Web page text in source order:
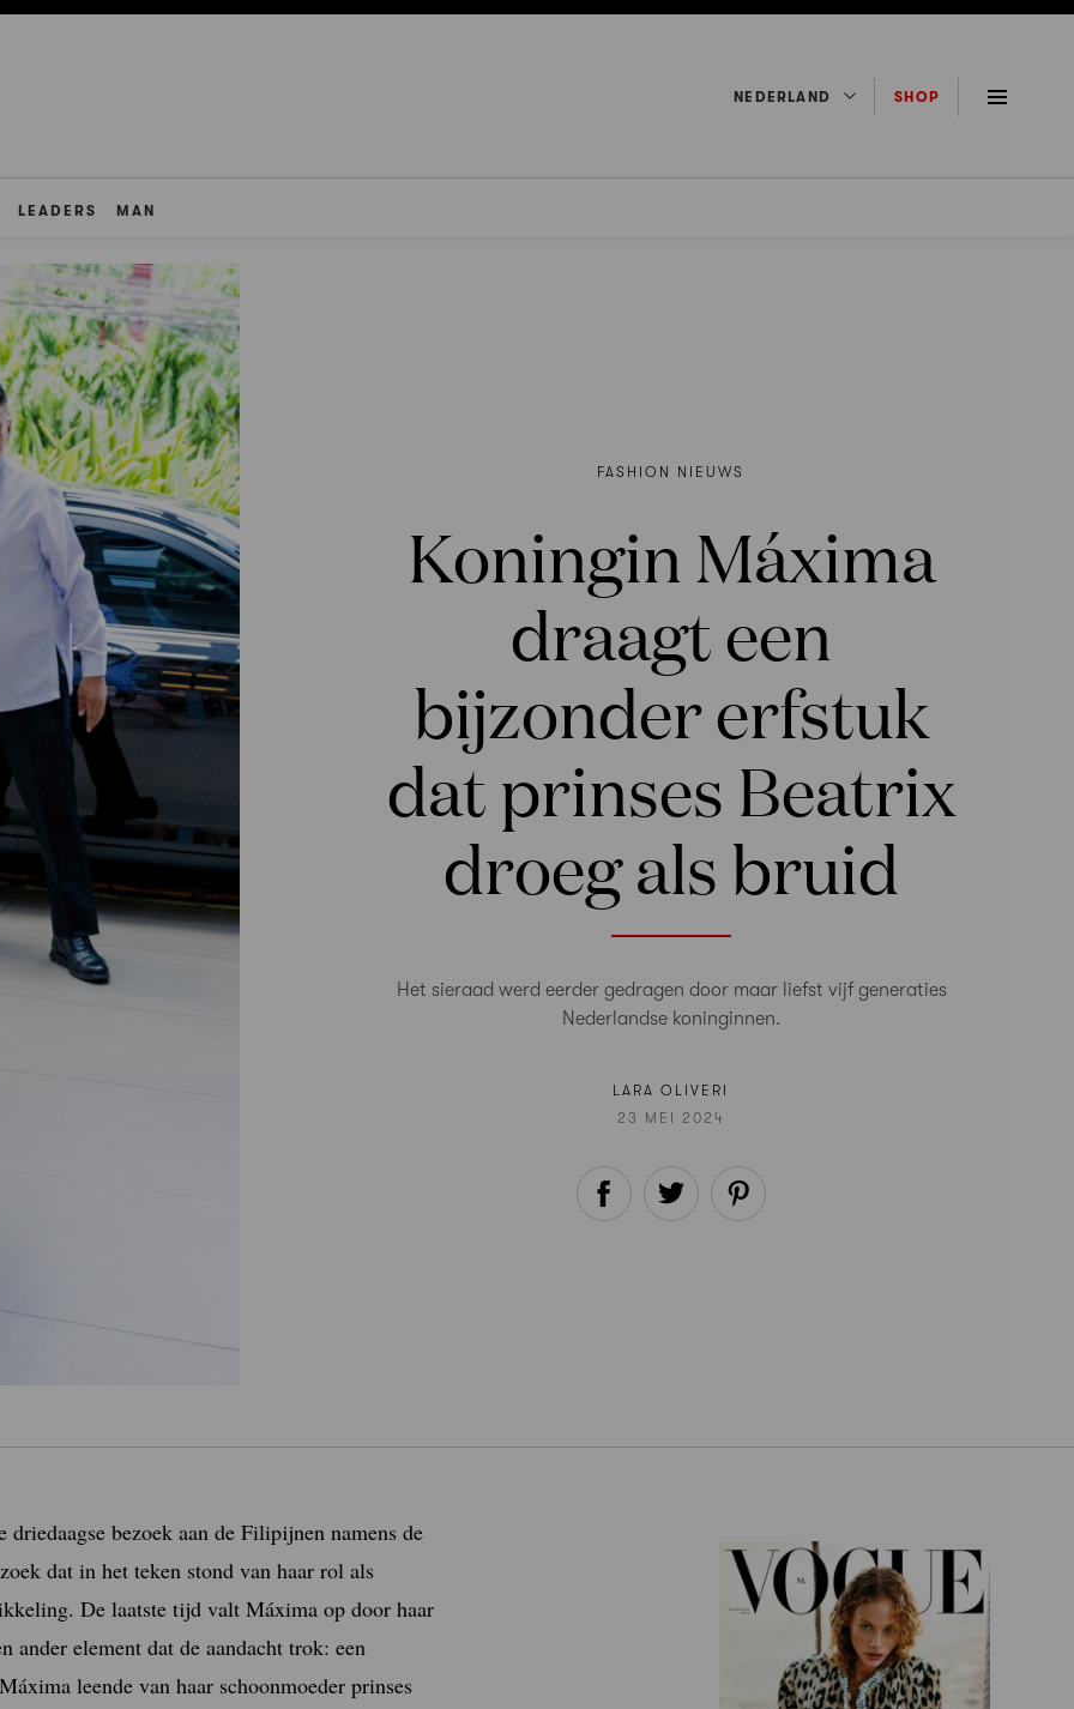
NEDERLAND SHOP
LEADERS MAN
FASHION NIEUWS
Koningin Máxima
draagt een
bijzonder erfstuk
dat prinses Beatrix
droeg als bruid
Het sieraad werd eerder gedragen door maar liefst vijf generaties
Nederlandse koninginnen.
LARA OLIVERI
23 MEI 2024
bezoek aan de Filipijnen namens de
dat in het teken stond van haar rol als
De laatste tijd valt Máxima op door haar
ander element dat de aandacht trok: een
leende van haar schoonmoeder prinses